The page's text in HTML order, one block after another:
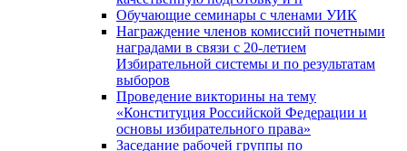
Обучающие семинары с членами УИК
Награждение членов комиссий почетными
наградами в связи с 20-летием
Избирательной системы и по результатам
выборов
Проведение викторины на тему
«Конституция Российской Федерации и
основы избирательного права»
Заседание рабочей группы по